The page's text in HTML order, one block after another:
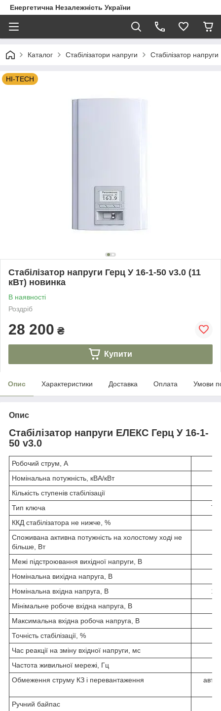
Енергетична Незалежність України
Каталог Стабілізатори напруги Стабілізатор
HI-TECH
Стабілізатор напруги Герц У 16-1-50 v3.0 (11
кВт) новинка
В наявності
Роздріб
28 200 ₴
Купити
Опис Характеристики Доставка Оплата Умови
Опис
Стабілізатор напруги ЕЛЕКС Герц У 16-1-
50 v3.0
Робочий струм, А
Номінальна потужність, кВА/кВт
Кількість ступенів стабілізації
Тип ключа
ККД стабілізатора не нижче, %
Споживана активна потужність на холостому ході не
більше, Вт
Межі підстроювання вихідної напруги, В
Номінальна вихідна напруга, В
Номінальна вхідна напруга, В
Мінімальне робоче вхідна напруга, В
Максимальна вхідна робоча напруга, В
Точність стабілізації, %
Час реакції на зміну вхідної напруги, мс
Частота живильної мережі, Гц
Обмеження струму КЗ і перевантаження
Ручний байпас